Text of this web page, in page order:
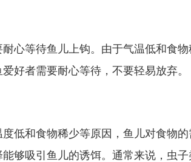
心等待鱼儿上钩。由于气温低和食
好者需要耐心等待，不要轻易放弃。
低和食物稀少等原因，鱼儿对食物
够吸引鱼儿的诱饵。通常来说，虫